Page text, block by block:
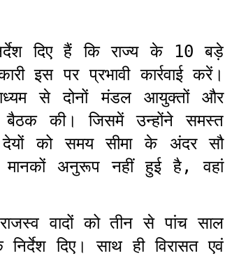
दिए हैं कि राज्य के 10 बड़े
इस पर प्रभावी कार्रवाई करें।
से दोनों मंडल आयुक्तों और
बैठक की। जिसमें उन्होंने समस्त
देयों को समय सीमा के अंदर सौ
अनुरूप नहीं हुई है, वहां
वादों को तीन से पांच साल
दिए। साथ ही विरासत एवं